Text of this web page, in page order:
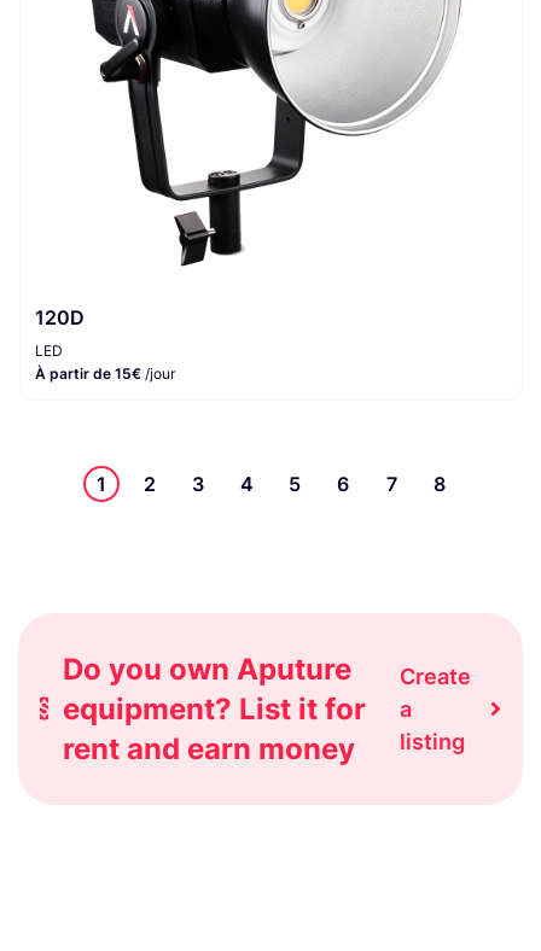
120D
LED
À partir de 15€ /jour
1 2 3 4 5 6 7 8
Do you own Aputure
equipment? List it for
rent and earn money
Create
a
listing